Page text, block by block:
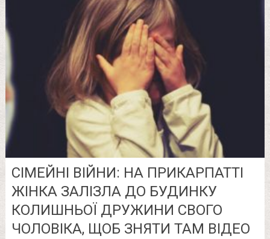
СІМЕЙНІ ВІЙНИ: НА ПРИКАРПАТТІ
ЖІНКА ЗАЛІЗЛА ДО БУДИНКУ
КОЛИШНЬОЇ ДРУЖИНИ СВОГО
ЧОЛОВІКА, ЩОБ ЗНЯТИ ТАМ ВІДЕО